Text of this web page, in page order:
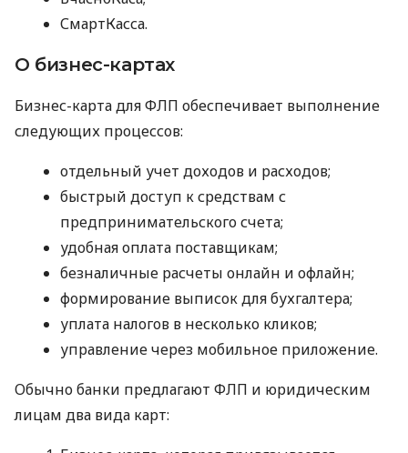
СмартКасса.
О бизнес-картах
Бизнес-карта для ФЛП обеспечивает выполнение
следующих процессов:
отдельный учет доходов и расходов;
быстрый доступ к средствам с
предпринимательского счета;
удобная оплата поставщикам;
безналичные расчеты онлайн и офлайн;
формирование выписок для бухгалтера;
уплата налогов в несколько кликов;
управление через мобильное приложение.
Обычно банки предлагают ФЛП и юридическим
лицам два вида карт: